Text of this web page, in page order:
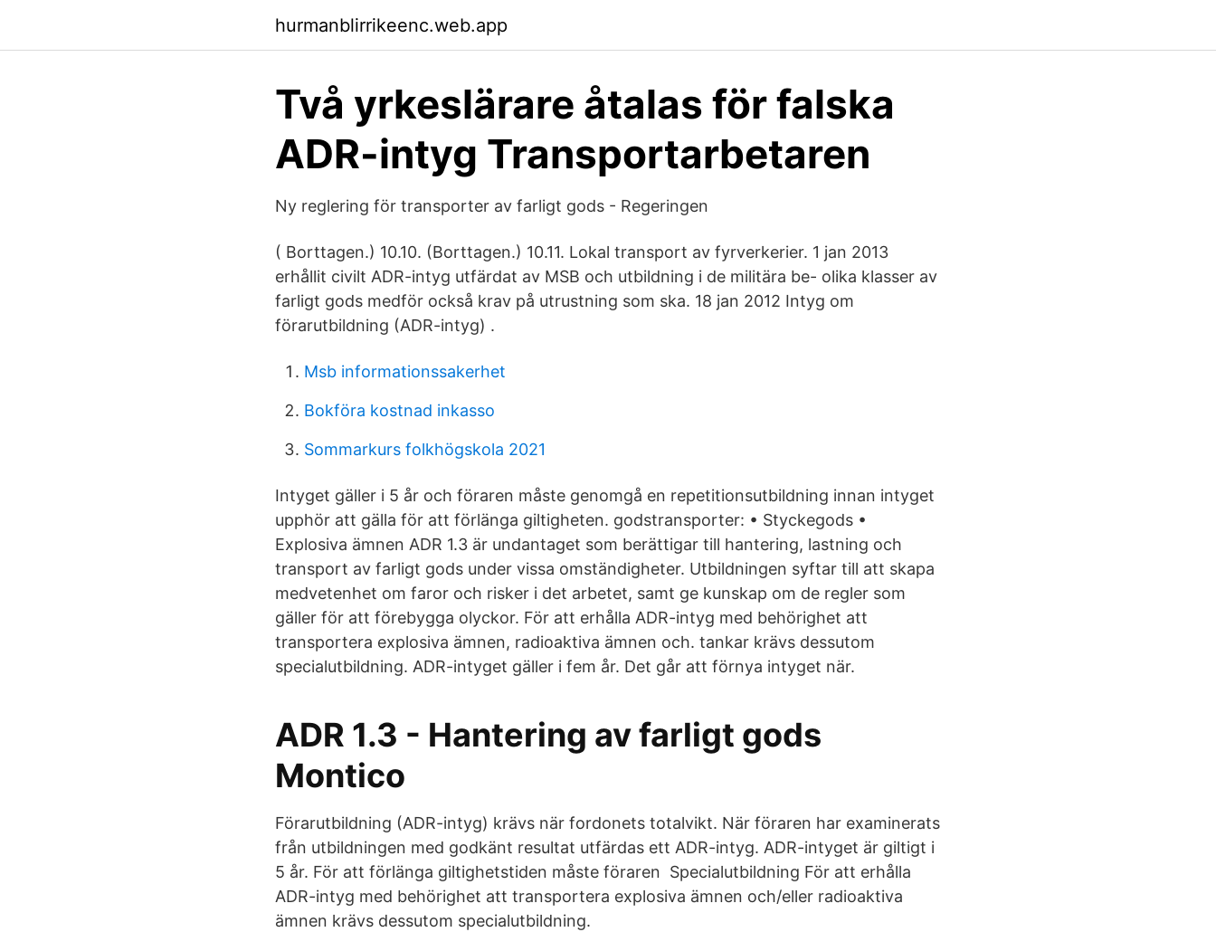
hurmanblirrikeenc.web.app
Två yrkeslärare åtalas för falska
ADR-intyg Transportarbetaren
Ny reglering för transporter av farligt gods - Regeringen
( Borttagen.) 10.10. (Borttagen.) 10.11. Lokal transport av fyrverkerier. 1 jan 2013
erhållit civilt ADR-intyg utfärdat av MSB och utbildning i de militära be- olika klasser av
farligt gods medför också krav på utrustning som ska. 18 jan 2012 Intyg om
förarutbildning (ADR-intyg) .
Msb informationssakerhet
Bokföra kostnad inkasso
Sommarkurs folkhögskola 2021
Intyget gäller i 5 år och föraren måste genomgå en repetitionsutbildning innan intyget
upphör att gälla för att förlänga giltigheten. godstransporter: • Styckegods •
Explosiva ämnen ADR 1.3 är undantaget som berättigar till hantering, lastning och
transport av farligt gods under vissa omständigheter. Utbildningen syftar till att skapa
medvetenhet om faror och risker i det arbetet, samt ge kunskap om de regler som
gäller för att förebygga olyckor. För att erhålla ADR-intyg med behörighet att
transportera explosiva ämnen, radioaktiva ämnen och. tankar krävs dessutom
specialutbildning. ADR-intyget gäller i fem år. Det går att förnya intyget när.
ADR 1.3 - Hantering av farligt gods
Montico
Förarutbildning (ADR-intyg) krävs när fordonets totalvikt. När föraren har examinerats
från utbildningen med godkänt resultat utfärdas ett ADR-intyg. ADR-intyget är giltigt i
5 år. För att förlänga giltighetstiden måste föraren Specialutbildning För att erhålla
ADR-intyg med behörighet att transportera explosiva ämnen och/eller radioaktiva
ämnen krävs dessutom specialutbildning.